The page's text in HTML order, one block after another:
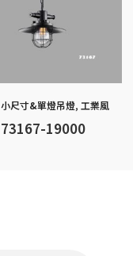
小尺寸&單燈吊燈, 工業風
73167-19000